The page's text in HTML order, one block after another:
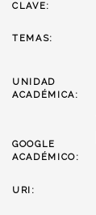
CLAVE:
TEMAS:
UNIDAD
ACADÉMICA:
GOOGLE
ACADÉMICO:
URI: